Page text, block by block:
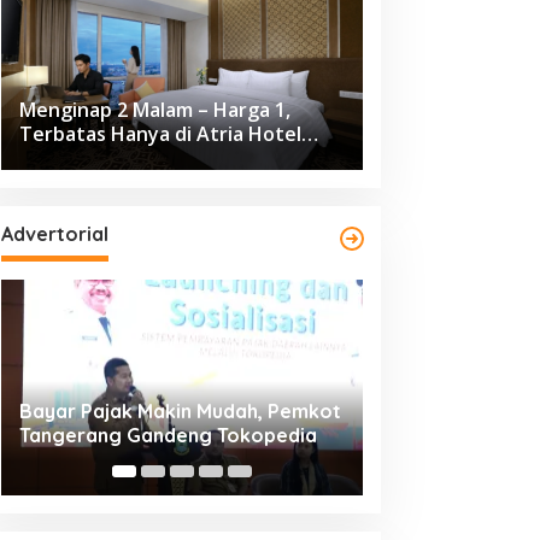
Menginap 2 Malam – Harga 1,
Terbatas Hanya di Atria Hotel
Advertorial
Resmi Bergulir, 651 Kafilah
Ramaikan MTQ XXV Kota
Tangerang di Ciledug